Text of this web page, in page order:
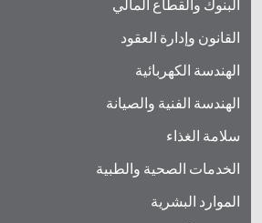
البنوك والقطاع المالي
القانون وإدارة العقود
الهندسة الكهربائية
الهندسة الفنية والصيانة
سلامة الغذاء
الخدمات الصحية والطبية
الموارد البشرية